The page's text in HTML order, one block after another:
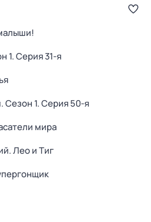
1. Серия 31-я
. Сезон 1. Серия 50-я
мира
Лео и Тиг